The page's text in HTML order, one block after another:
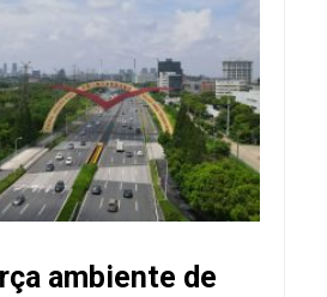
ambiente de